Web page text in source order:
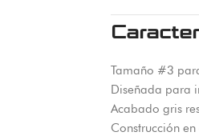
Tamaño #3
Diseñada para
Acabado gris
Construcción